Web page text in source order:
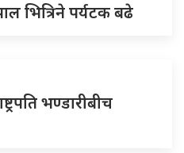
भित्रिने पर्यटक बढे
भण्डारीबीच